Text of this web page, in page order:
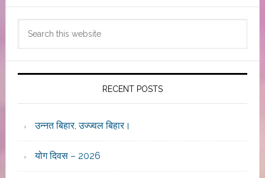
Primary
Sidebar
RECENT POSTS
उन्नत बिहार, उज्ज्वल बिहार।
योग दिवस – 2026